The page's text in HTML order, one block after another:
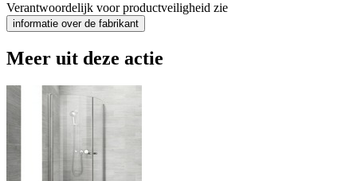
Verantwoordelijk voor productveiligheid zie
informatie over de fabrikant
Meer uit deze actie